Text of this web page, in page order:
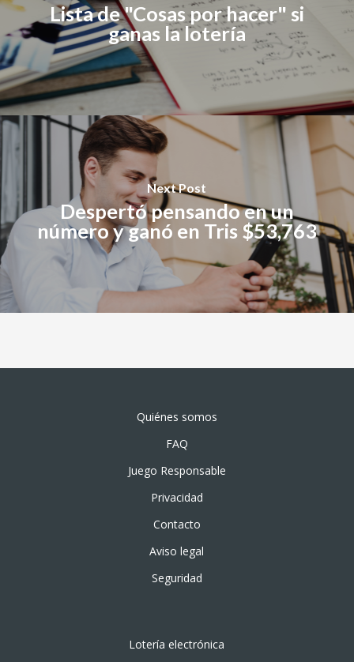
Lista de "Cosas por hacer" si
ganas la lotería
Next Post
Despertó pensando en un
número y ganó en Tris $53,763
Quiénes somos
FAQ
Juego Responsable
Privacidad
Contacto
Aviso legal
Seguridad
Lotería electrónica